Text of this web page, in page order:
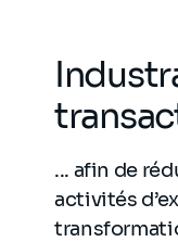
... afin de
activités